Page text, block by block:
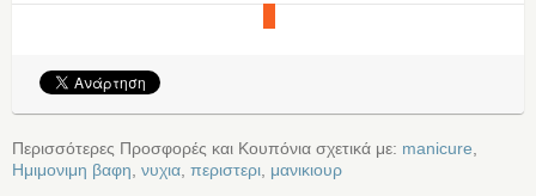
Περισσότερες Προσφορές και Κουπόνια σχετικά με: manicure
Ημιμονιμη βαφη νυχια περιστερι μανικιουρ